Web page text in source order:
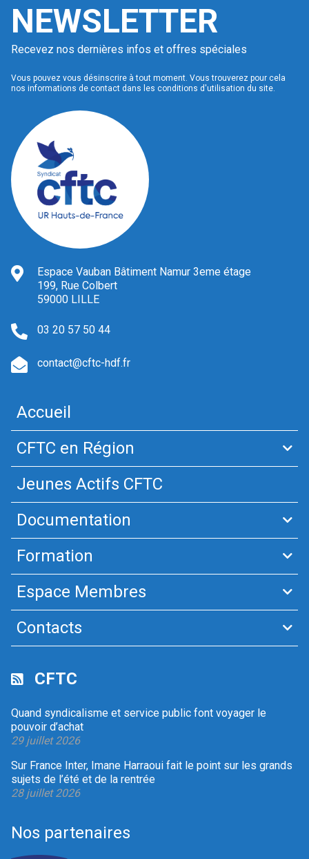
NEWSLETTER
Recevez nos dernières infos et offres spéciales
Vous pouvez vous désinscrire à tout moment. Vous trouverez pour cela
nos informations de contact dans les conditions d'utilisation du site.
Espace Vauban Bâtiment Namur 3eme étage
199, Rue Colbert
59000 LILLE
03 20 57 50 44
contact@cftc-hdf.fr
Accueil
CFTC en Région
Jeunes Actifs CFTC
Documentation
Formation
Espace Membres
Contacts
CFTC
Quand syndicalisme et service public font voyager le
pouvoir d’achat
29 juillet 2026
Sur France Inter, Imane Harraoui fait le point sur les grands
sujets de l’été et de la rentrée
28 juillet 2026
Nos partenaires